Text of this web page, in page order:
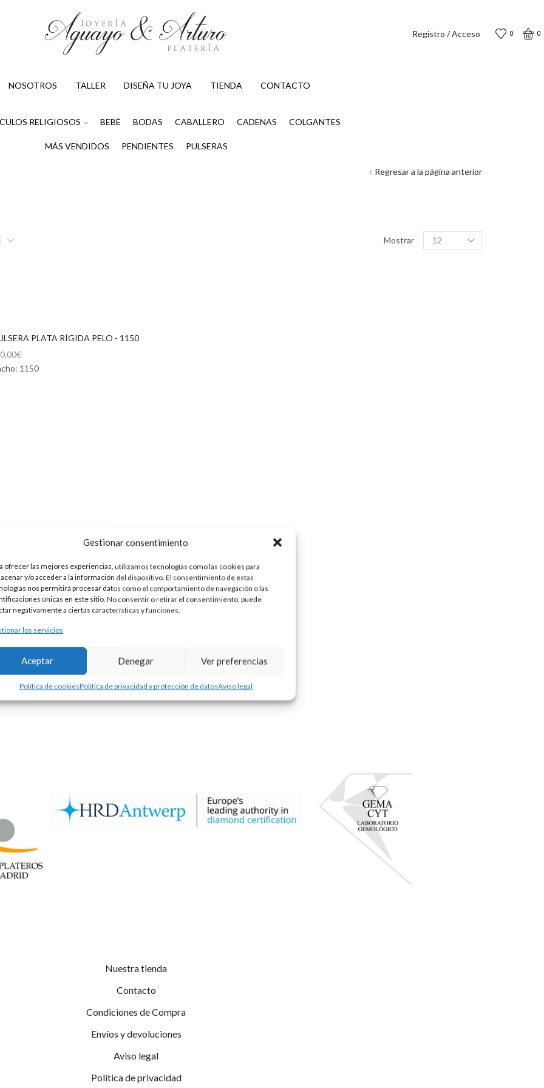
Gestionar consentimiento
ofrecer las mejores experiencias, utilizamos tecnologías como las cookies para
y/o acceder a la información del dispositivo. El consentimiento de estas
nos permitirá procesar datos como el comportamiento de navegación o las
únicas en este sitio. No consentir o retirar el consentimiento, puede
negativamente a ciertas características y funciones.
los servicios
Aceptar Denegar Ver preferencias
Política de cookiesPolítica de privacidad y protección de datosAviso legal
Registro / Acceso 0 0
NOSOTROS TALLER DISEÑA TU JOYA TIENDA CONTACTO
RELIGIOSOS BEBÉ BODAS CABALLERO CADENAS COLGANTES
MÁS VENDIDOS PENDIENTES PULSERAS
Regresar a la página anterior
Mostrar
Productos
por
PLATA RÍGIDA PELO - 1150
€
1150
PLATA RÍGIDA PELO - 1950
€
1950
Nuestra tienda
Contacto
Condiciones de Compra
Envíos y devoluciones
Aviso legal
Política de privacidad